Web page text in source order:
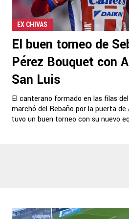
EX CHIVAS
El buen torneo de
Pérez Bouquet con
San Luis
El canterano formado en las filas
marchó del Rebaño por la puerta de
tuvo un buen torneo con su nuevo